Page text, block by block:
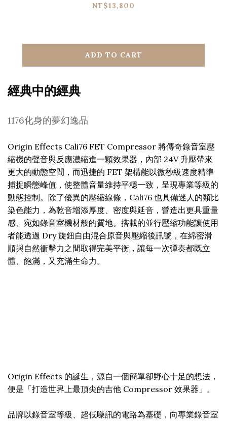
NT$13,800
ADD TO CART
經典中的經典
1176化身的夢幻逸品
Origin Effects Cali76 FET Compressor 將傳奇錄音室壓
縮機的聲音與反應濃縮進一顆效果器，內部 24V 升壓帶來
更大的動態空間，而迅捷的 FET 架構能以微秒級速度精準
捕捉瞬態峰值，使整體音量維持平穩一致，呈現專業等級的
動態控制。除了優異的壓縮線條，Cali76 也具備迷人的類比
染色能力，為乾音增添厚度、密度與延音，營造出更具重量
感、宛如錄音室機材般的質地。搭載的並行壓縮功能讓使用
者能透過 Dry 旋鈕自由混合原音與壓縮後訊號，在綿密滑
順與自然衝擊力之間取得完美平衡，讓每一次彈奏都既立
體、飽滿，又充滿生命力。
Origin Effects 的誕生，源自一個簡單卻野心十足的想法，
便是「打造世界上最頂尖的吉他 Compressor 效果器」。
品牌以錄音室等級、超低噪訊的電路為基礎，向專業錄音室